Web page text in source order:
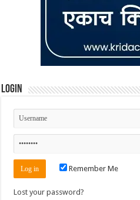
Login
Remember Me
Lost your password?